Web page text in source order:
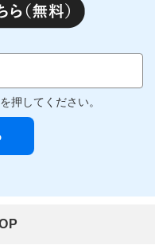
押してください。